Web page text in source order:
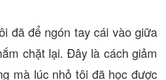
đã để ngón tay cái vào giữa
chặt lại. Đây là cách giảm
mà lúc nhỏ tôi đã học được